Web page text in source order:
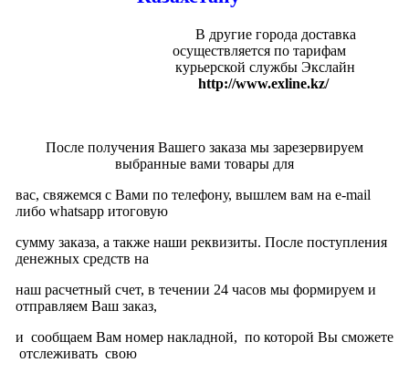
В другие города доставка
осуществляется по тарифам
курьерской службы Экслайн
http://www.exline.kz/
После получения Вашего заказа мы зарезервируем
выбранные вами товары для
вас, свяжемся с Вами по телефону, вышлем вам на e-mail
либо whatsapp итоговую
сумму заказа, а также наши реквизиты. После поступления
денежных средств на
наш расчетный счет, в течении 24 часов мы формируем и
отправляем Ваш заказ,
и сообщаем Вам номер накладной, по которой Вы сможете
отслеживать свою